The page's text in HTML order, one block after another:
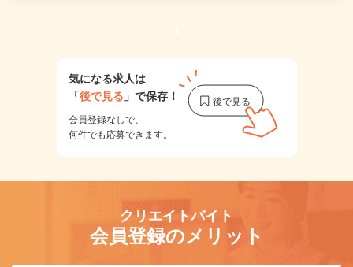
1
気になる求人は
「後で見る 」で保存！
会員登録なしで、
何件でも応募できます。
クリエイトバイト
会員登録のメリット